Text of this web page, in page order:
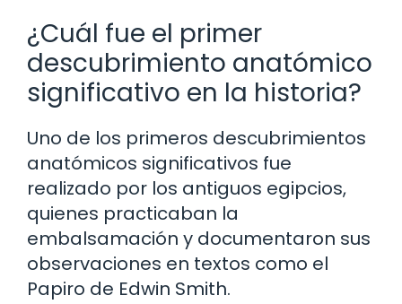
¿Cuál fue el primer
descubrimiento anatómico
significativo en la historia?
Uno de los primeros descubrimientos
anatómicos significativos fue
realizado por los antiguos egipcios,
quienes practicaban la
embalsamación y documentaron sus
observaciones en textos como el
Papiro de Edwin Smith.